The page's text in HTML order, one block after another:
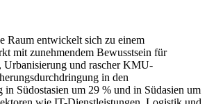
Raum entwickelt sich zu einem
mit zunehmendem Bewusstsein für
Urbanisierung und rascher KMU-
in den
in Südostasien um 29 % und in Südasien um